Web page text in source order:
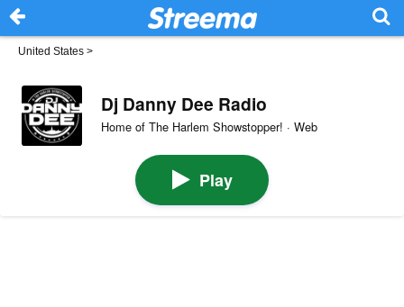
United States >
Dj Danny Dee Radio
Home of The Harlem Showstopper! · Web
Play